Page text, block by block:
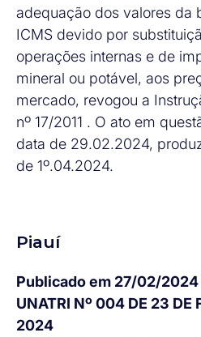
adequação dos valores da
ICMS devido por
operações internas e de
mineral ou potável, aos
mercado, revogou a
nº 17/2011 . O ato em
data de 29.02.2024,
de 1º.04.2024.
Piauí
Publicado em 27/02/2024
UNATRI Nº 004 DE 23 DE
2024